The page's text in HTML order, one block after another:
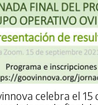
celebra el 15